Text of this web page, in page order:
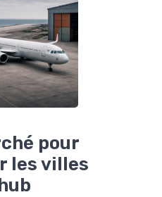
pour
les villes